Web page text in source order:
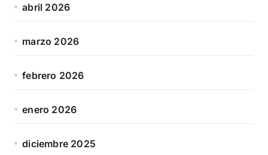
abril 2026
marzo 2026
febrero 2026
enero 2026
diciembre 2025